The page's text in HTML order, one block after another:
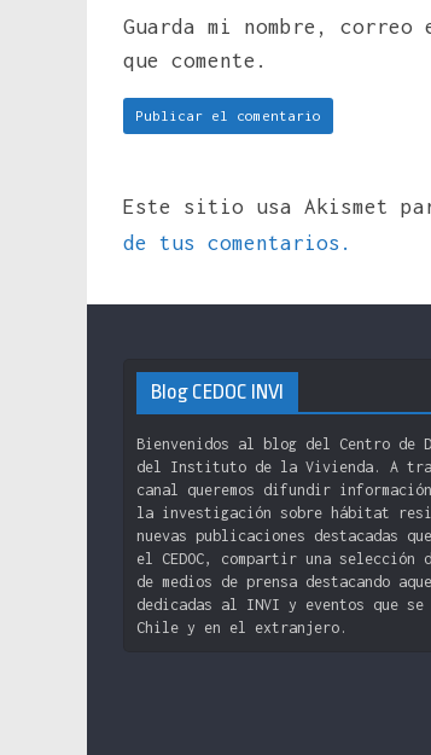
Guarda mi nombre,
que comente.
Este sitio usa Akismet
de tus comentarios.
Blog CEDOC INVI
Bienvenidos al blog del Centro de
del Instituto de la Vivienda. A
canal queremos difundir
la investigación sobre hábitat
nuevas publicaciones destacadas
el CEDOC, compartir una selección
de medios de prensa destacando
dedicadas al INVI y eventos que
Chile y en el extranjero.